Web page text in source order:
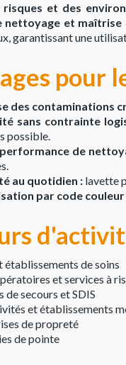
risques et des
nettoyage et maîtrise
garantissant une
pour
des contaminations
sans contrainte
possible.
de
au quotidien : lavette
par code couleur
établissements de soins
et services à
de secours et SDIS
et établissements
de propreté
de pointe